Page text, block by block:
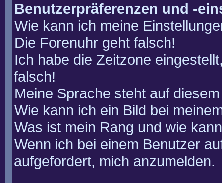
Benutzerpräferenzen und -
Wie kann ich meine
Die Forenuhr geht falsch!
Ich habe die Zeitzone
falsch!
Meine Sprache steht auf
Wie kann ich ein Bild bei
Was ist mein Rang und wie
Wenn ich bei einem Benutzer
aufgefordert, mich anzumelden.